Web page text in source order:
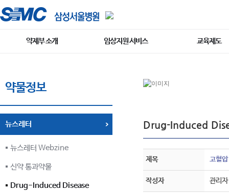
약제부 소개 임상지원 서비스 교육제도
약물정보
뉴스레터
뉴스레터 Webzine
신약 통과약물
Drug-Induced Disease
Drug-Induced
제목 고혈
작성자 관리자